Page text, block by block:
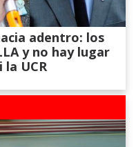
adentro: los
y no hay lugar
la UCR